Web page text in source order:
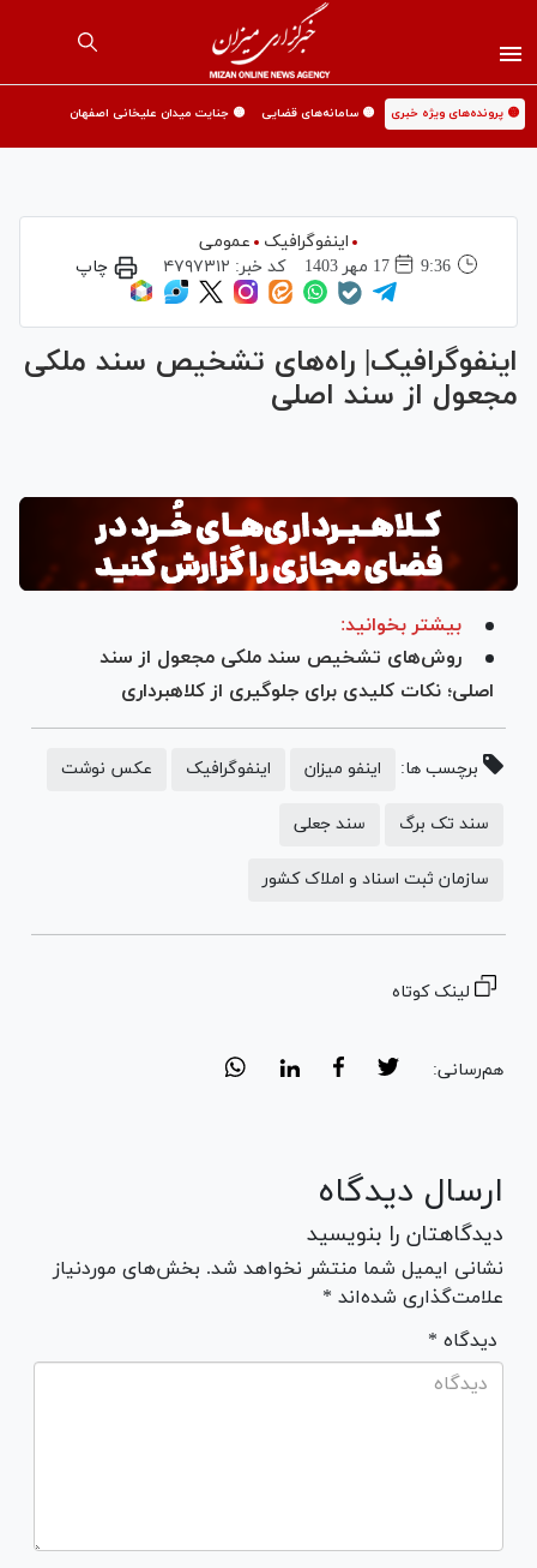
🟡 پرونده‌های ویژه خبری 🟡 سامانه‌های قضایی 🟡 جنایت میدان علیخانی اصفهان
اینفوگرافیک
عمومی
9:36
17 مهر 1403 کد خبر: ۴۷۹۷۳۱۲ چاپ
اینفوگرافیک| راه‌های تشخیص سند ملکی
مجعول از سند اصلی
بیشتر بخوانید:
روش‌های تشخیص سند ملکی مجعول از سند
اصلی؛ نکات کلیدی برای جلوگیری از کلاهبرداری
برچسب ها: اینفو میزان اینفوگرافیک عکس نوشت
سند تک برگ سند جعلی
سازمان ثبت اسناد و املاک کشور
لینک کوتاه
هم‌رسانی:
ارسال دیدگاه
دیدگاهتان را بنویسید
نشانی ایمیل شما منتشر نخواهد شد. بخش‌های موردنیاز
علامت‌گذاری شده‌اند *
* دیدگاه